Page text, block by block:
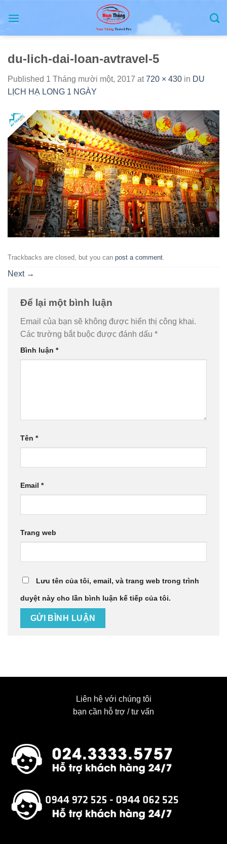
du-lich-dai-loan-avtravel-5
Published 1 Tháng mười một, 2017 at720 × 430 in DU
LỊCH HẠ LONG 1 NGÀY
Trackbacks are closed, but you can post a comment.
Next →
Để lại một bình luận
Email của bạn sẽ không được hiển thị công khai.
Các trường bắt buộc được đánh dấu *
Bình luận *
Tên *
Email *
Trang web
Lưu tên của tôi, email, và trang web trong trình
duyệt này cho lần bình luận kế tiếp của tôi.
Liên hệ với chúng tôi
bạn cần hỗ trợ / tư vấn